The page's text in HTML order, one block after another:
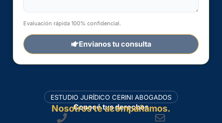
ESTUDIO JURÍDICO CERINI ABOGADOS
Conocé tus derechos
Nosotros te acompañamos.
Evaluación rápida 100% confidencial.
Envianos tu consulta